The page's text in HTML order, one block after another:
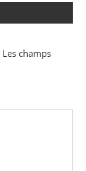
Les champs